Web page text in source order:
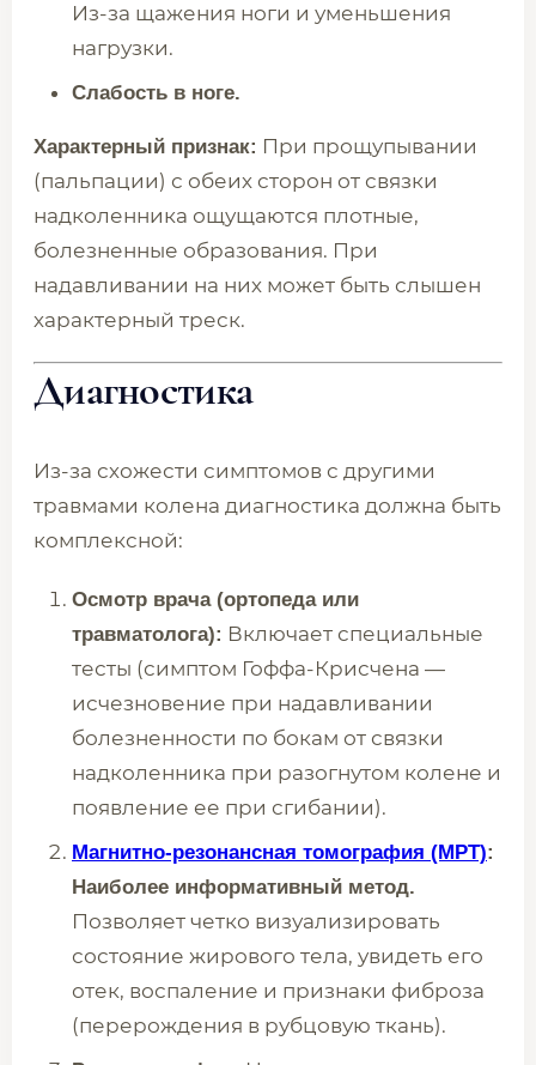
Из-за щажения ноги и уменьшения
нагрузки.
Слабость в ноге.
Характерный признак: При прощупывании
(пальпации) с обеих сторон от связки
надколенника ощущаются плотные,
болезненные образования. При
надавливании на них может быть слышен
характерный треск.
Диагностика
Из-за схожести симптомов с другими
травмами колена диагностика должна быть
комплексной:
Осмотр врача (ортопеда или
травматолога): Включает специальные
тесты (симптом Гоффа-Крисчена —
исчезновение при надавливании
болезненности по бокам от связки
надколенника при разогнутом колене и
появление ее при сгибании).
Магнитно-резонансная томография (МРТ):
Наиболее информативный метод.
Позволяет четко визуализировать
состояние жирового тела, увидеть его
отек, воспаление и признаки фиброза
(перерождения в рубцовую ткань).